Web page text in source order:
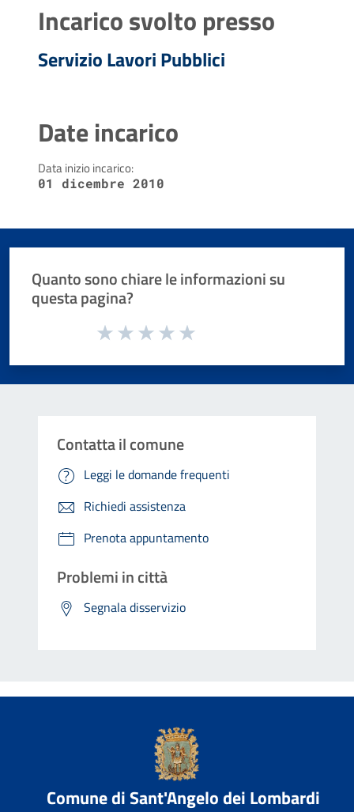
Incarico svolto presso
Servizio Lavori Pubblici
Date incarico
Data inizio incarico:
01 dicembre 2010
Quanto sono chiare le informazioni su
questa pagina?
Valuta da 1 a 5 stelle la pagina
Contatta il comune
Leggi le domande frequenti
Richiedi assistenza
Prenota appuntamento
Problemi in città
Segnala disservizio
Comune di Sant'Angelo dei Lombardi